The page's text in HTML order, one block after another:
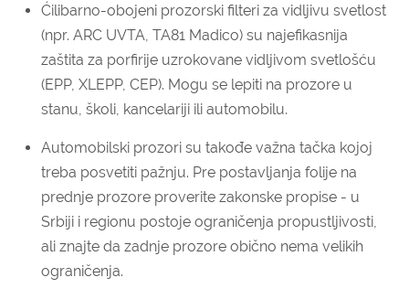
Ćilibarno-obojeni prozorski filteri za vidljivu svetlost
(npr. ARC UVTA, TA81 Madico) su najefikasnija
zaštita za porfirije uzrokovane vidljivom svetlošću
(EPP, XLEPP, CEP). Mogu se lepiti na prozore u
stanu, školi, kancelariji ili automobilu.
Automobilski prozori su takođe važna tačka kojoj
treba posvetiti pažnju. Pre postavljanja folije na
prednje prozore proverite zakonske propise - u
Srbiji i regionu postoje ograničenja propustljivosti,
ali znajte da zadnje prozore obično nema velikih
ograničenja.